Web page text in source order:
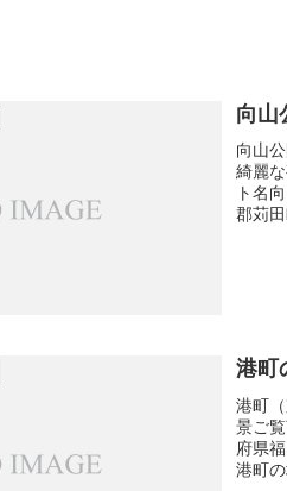
向山
向山
綺麗
ト名
郡苅
港町
港町
景ご
府県
港町